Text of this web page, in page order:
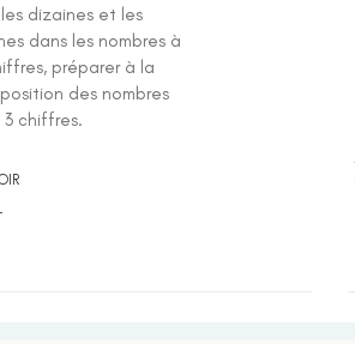
dizaines et les
dans les nombres à
préparer à la
des nombres
3 chiffres.